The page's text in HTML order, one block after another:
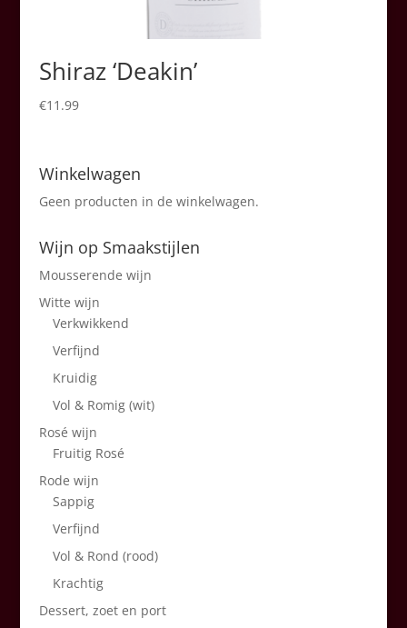
Shiraz ‘Deakin’
€11.99
Winkelwagen
Geen producten in de winkelwagen.
Wijn op Smaakstijlen
Mousserende wijn
Witte wijn
Verkwikkend
Verfijnd
Kruidig
Vol & Romig (wit)
Rosé wijn
Fruitig Rosé
Rode wijn
Sappig
Verfijnd
Vol & Rond (rood)
Krachtig
Dessert, zoet en port